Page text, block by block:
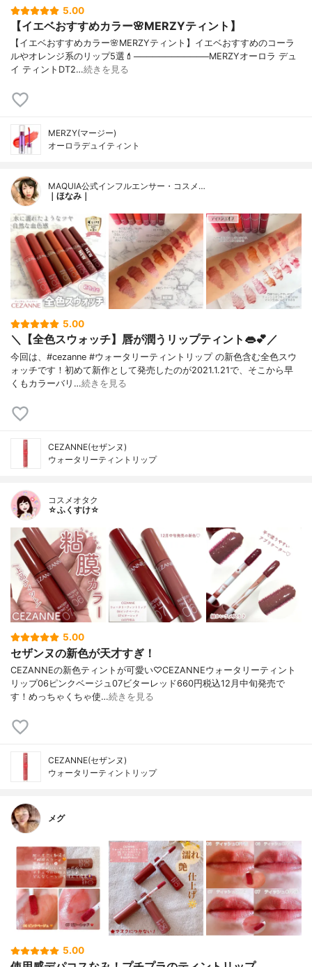
5.00
【イエベおすすめカラー🌸MERZYティント】
【イエベおすすめカラー🌸MERZYティント】イエベおすすめのコーラ
ルやオレンジ系のリップ5選💄────────────MERZYオーロラ デュ
イ ティントDT2…続きを見る
MERZY(マージー)
オーロラデュイティント
MAQUIA公式インフルエンサー・コスメ…
｜ほなみ｜
5.00
＼【全色スウォッチ】唇が潤うリップティント👄💕／
今回は、#cezanne #ウォータリーティントリップ の新色含む全色スウ
ォッチです！初めて新作として発売したのが2021.1.21で、そこから早
くもカラーバリ…続きを見る
CEZANNE(セザンヌ)
ウォータリーティントリップ
コスメオタク
☆ふくすけ☆
5.00
セザンヌの新色が天才すぎ！
CEZANNEの新色ティントが可愛い♡CEZANNEウォータリーティント
リップ06ピンクベージュ07ビターレッド660円税込12月中旬発売で
す！めっちゃくちゃ使…続きを見る
CEZANNE(セザンヌ)
ウォータリーティントリップ
メグ
5.00